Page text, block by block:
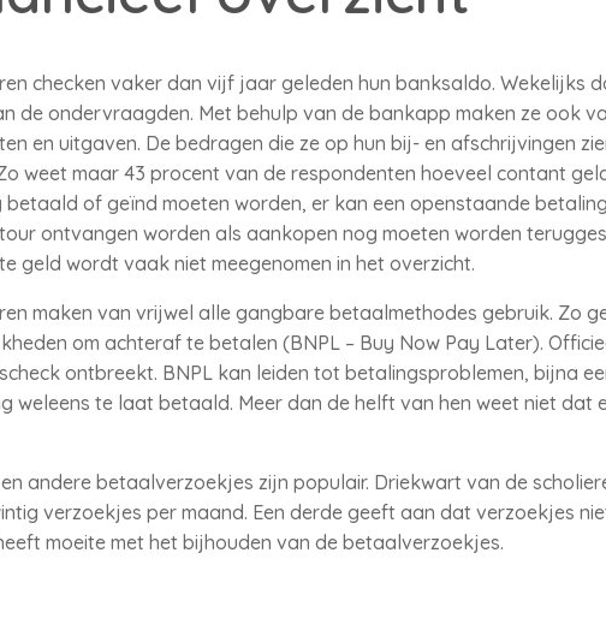
checken vaker dan vijf jaar geleden hun banksaldo. Wekelijks
de ondervraagden. Met behulp van de bankapp maken ze ook
en uitgaven. De bedragen die ze op hun bij- en afschrijvingen
weet maar 43 procent van de respondenten hoeveel contant
betaald of geïnd moeten worden, er kan een openstaande
ontvangen worden als aankopen nog moeten worden
geld wordt vaak niet meegenomen in het overzicht.
maken van vrijwel alle gangbare betaalmethodes gebruik. Zo
om achteraf te betalen (BNPL – Buy Now Pay Later).
ontbreekt. BNPL kan leiden tot betalingsproblemen, bijna
weleens te laat betaald. Meer dan de helft van hen weet niet
andere betaalverzoekjes zijn populair. Driekwart van de
verzoekjes per maand. Een derde geeft aan dat verzoekjes
moeite met het bijhouden van de betaalverzoekjes.